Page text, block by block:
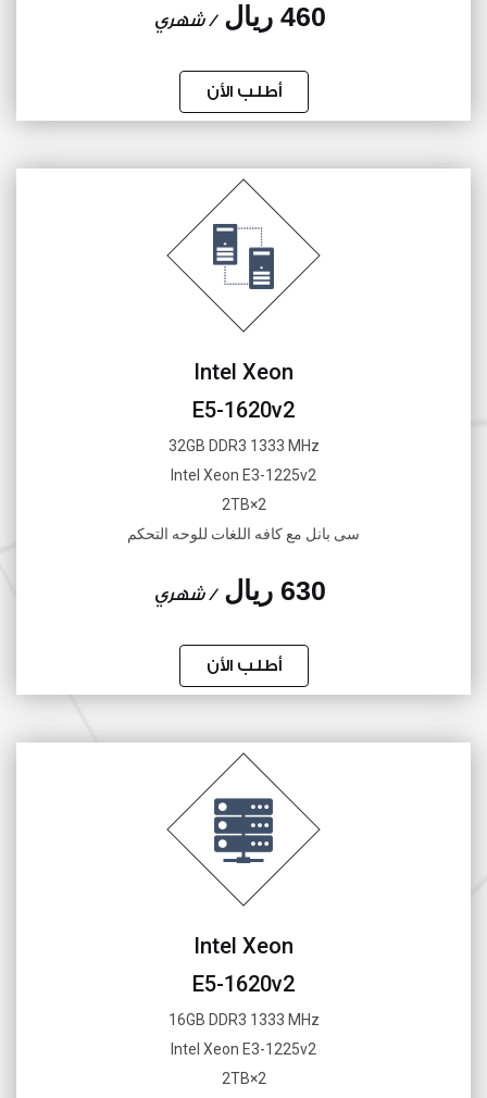
460 ريال / شهري
أطلب الأن
Intel Xeon
E5-1620v2
32GB DDR3 1333 MHz
Intel Xeon E3-1225v2
2×2TB
سى بانل مع كافه اللغات للوحه التحكم
630 ريال / شهري
أطلب الأن
Intel Xeon
E5-1620v2
16GB DDR3 1333 MHz
Intel Xeon E3-1225v2
2×2TB